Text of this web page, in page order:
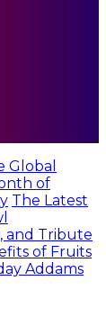
Global
of
The Latest
and Tribute
of Fruits
Addams